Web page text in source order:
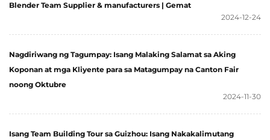
Blender Team Supplier & manufacturers | Gemat
2024-12-24
Nagdiriwang ng Tagumpay: Isang Malaking Salamat sa Aking
Koponan at mga Kliyente para sa Matagumpay na Canton Fair
noong Oktubre
2024-11-30
Isang Team Building Tour sa Guizhou: Isang Nakakalimutang